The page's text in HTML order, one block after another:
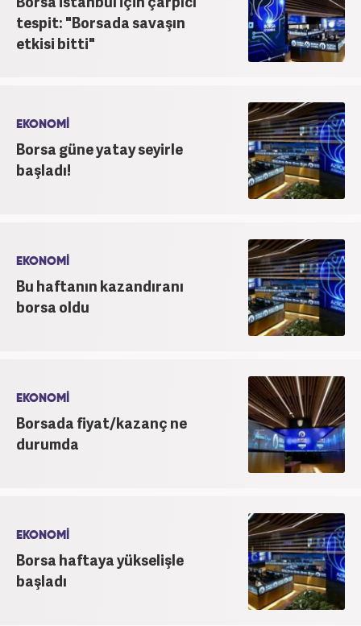
tespit: "Borsada savaşın
etkisi bitti"
EKONOMİ
Borsa güne yatay seyirle
başladı!
EKONOMİ
Bu haftanın kazandıranı
borsa oldu
EKONOMİ
Borsada fiyat/kazanç ne
durumda
EKONOMİ
Borsa haftaya yükselişle
başladı